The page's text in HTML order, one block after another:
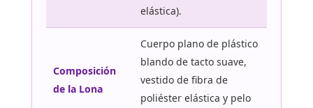
elástica).
Composición
de la Lona
Cuerpo plano de plástico
blando de tacto suave,
vestido de fibra de
poliéster elástica y pelo